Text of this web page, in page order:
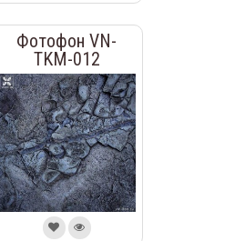
Фотофон VN-
TKM-012